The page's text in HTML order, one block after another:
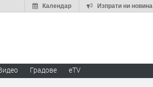
Изпрати ни новина
Календар
Градове eTV